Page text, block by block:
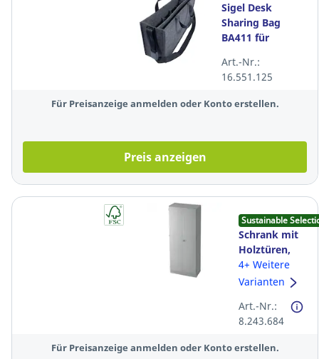
Sigel Desk
Sharing Bag
BA411 für
Gr. L RPET-Filz
dunkelgrau
Art.-Nr.:
16.551.125
Für Preisanzeige anmelden oder Konto erstellen.
Preis anzeigen
Sustainable
Schrank mit
Holztüren,
Maße: 200,4 x
80 x 42 cm,
4+ Weitere
Varianten
Art.-Nr.:
8.243.684
Für Preisanzeige anmelden oder Konto erstellen.